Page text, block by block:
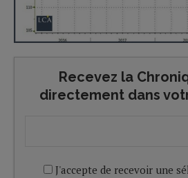
Recevez la
directement dans
J'accepte de recevoir une